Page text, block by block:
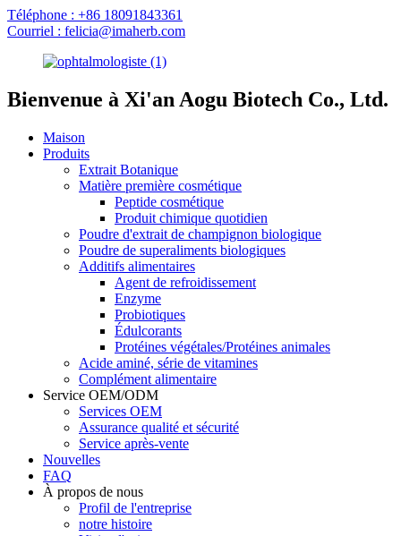
Téléphone : +86 18091843361
Courriel : felicia@imaherb.com
Bienvenue à Xi'an Aogu Biotech Co., Ltd.
Maison
Produits
Extrait Botanique
Matière première cosmétique
Peptide cosmétique
Produit chimique quotidien
Poudre d'extrait de champignon biologique
Poudre de superaliments biologiques
Additifs alimentaires
Agent de refroidissement
Enzyme
Probiotiques
Édulcorants
Protéines végétales/Protéines animales
Acide aminé, série de vitamines
Complément alimentaire
Service OEM/ODM
Services OEM
Assurance qualité et sécurité
Service après-vente
Nouvelles
FAQ
À propos de nous
Profil de l'entreprise
notre histoire